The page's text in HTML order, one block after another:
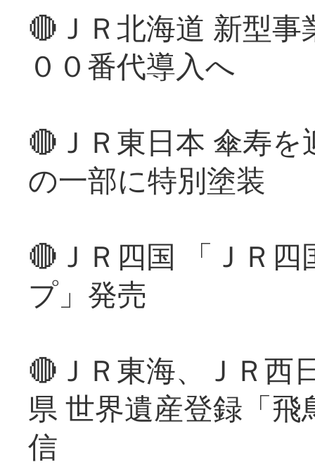
🔴ＪＲ北海道 新型
００番代導入へ
🔴ＪＲ東日本 傘寿
の一部に特別塗装
🔴ＪＲ四国 「ＪＲ
プ」発売
🔴ＪＲ東海、ＪＲ西
県 世界遺産登録「
信